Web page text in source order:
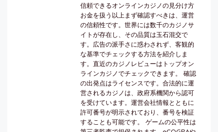
信頼できるオンラインカジノの見分け方
お金を扱う以上まず確認すべきは、運営
の信頼性です。世界には数千のカジノサ
イトが存在し、その品質は玉石混交で
す。広告の派手さに惑わされず、客観的
な基準でチェックする方法を紹介しま
す。直近のカジノレビューはトップオン
ラインカジノでチェックできます。 確認
の出発点はライセンスです。合法的に運
営されるカジノは、政府系機関から認可
を受けています。運営会社情報とともに
許可番号が明示されており、番号を検証
することも可能です。 ゲームの公平性は